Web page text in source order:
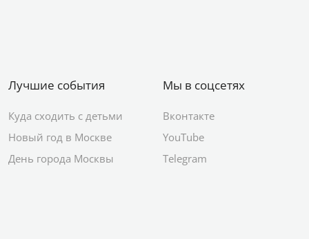
Лучшие события
Куда сходить с детьми
Новый год в Москве
День города Москвы
Мы в соцсетях
Вконтакте
YouTube
Telegram